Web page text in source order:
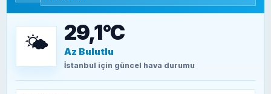
TEOMAN ALPASLAN
Kütahya-Eskişehir Muharebeleri (10-24
🌤️ 29,1°C
Az Bulutlu
İstanbul için güncel hava durumu